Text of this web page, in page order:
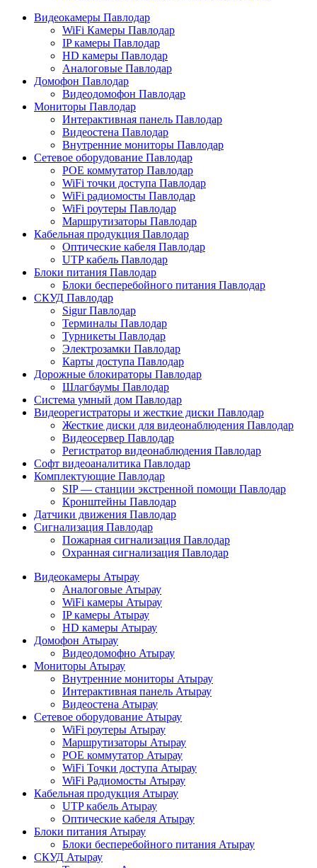
Видеокамеры Павлодар
WiFi Камеры Павлодар
IP камеры Павлодар
HD камеры Павлодар
Аналоговые Павлодар
Домофон Павлодар
Видеодомофон Павлодар
Мониторы Павлодар
Интерактивная панель Павлодар
Видеостена Павлодар
Внутренние мониторы Павлодар
Сетевое оборудование Павлодар
POE коммутатор Павлодар
WiFi точки доступа Павлодар
WiFi радиомосты Павлодар
WiFi роутеры Павлодар
Маршрутизаторы Павлодар
Кабельная продукция Павлодар
Оптические кабеля Павлодар
UTP кабель Павлодар
Блоки питания Павлодар
Блоки бесперебойного питания Павлодар
СКУД Павлодар
Sigur Павлодар
Терминалы Павлодар
Турникеты Павлодар
Электрозамки Павлодар
Карты доступа Павлодар
Дорожные блокираторы Павлодар
Шлагбаумы Павлодар
Система умный дом Павлодар
Видеорегистраторы и жесткие диски Павлодар
Жесткие диски для видеонаблюдения Павлодар
Видеосервер Павлодар
Регистратор видеонаблюдения Павлодар
Софт видеоаналитика Павлодар
Комплектующие Павлодар
SIP — станции экстренной помощи Павлодар
Кронштейны Павлодар
Датчики движения Павлодар
Сигнализация Павлодар
Пожарная сигнализация Павлодар
Охранная сигнализация Павлодар
Видеокамеры Атырау
Аналоговые Атырау
WiFi камеры Атырау
IP камеры Атырау
HD камеры Атырау
Домофон Атырау
Видеодомофно Атырау
Мониторы Атырау
Внутренние мониторы Атырау
Интерактивная панель Атырау
Видеостена Атырау
Сетевое оборудование Атырау
WiFi роутеры Атырау
Маршрутизаторы Атырау
POE коммутатор Атырау
WiFi Точки доступа Атырау
WiFi Радиомосты Атырау
Кабельная продукция Атырау
UTP кабель Атырау
Оптические кабеля Атырау
Блоки питания Атырау
Блоки бесперебойного питания Атырау
СКУД Атырау